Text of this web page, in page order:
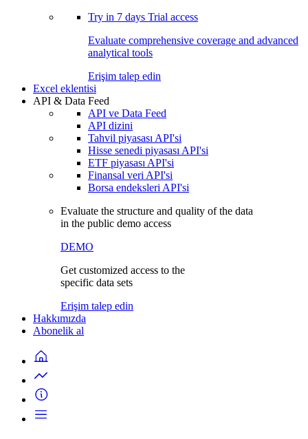
Try in 7 days Trial access
Evaluate comprehensive coverage and advanced
analytical tools
Erişim talep edin
Excel eklentisi
API & Data Feed
API ve Data Feed
API dizini
Tahvil piyasası API'si
Hisse senedi piyasası API'si
ETF piyasası API'si
Finansal veri API'si
Borsa endeksleri API'si
Evaluate the structure and quality of the data
in the public demo access
DEMO
Get customized access to the
specific data sets
Erişim talep edin
Hakkımızda
Abonelik al